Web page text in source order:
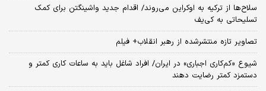
سلاح‌ها از ترکیه به اوکراین می‌روند/ اقدام جدید واشینگتن برای کمک
تسلیحاتی به کی‌یف
تصاویر تازه منتشرشده از رهبر انقلاب+ فیلم
شیوع «کم‌کاری اجباری» در ایران/ افراد شاغل باید به ساعات کاری کمتر و
دستمزد کمتر رضایت دهند